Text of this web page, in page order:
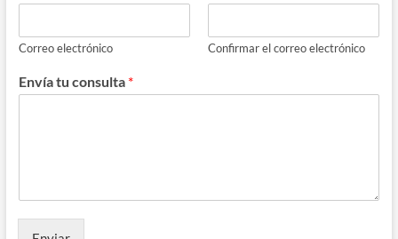
Correo electrónico Confirmar el correo electrónico
Envía tu consulta *